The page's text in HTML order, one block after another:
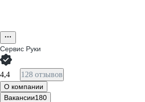
Сервис Руки
4,4 128 отзывов
О компании
Вакансии180